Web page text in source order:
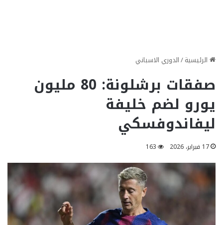
الرئيسية/الدوري الاسباني
صفقات برشلونة: 80 مليون
يورو لضم خليفة
ليفاندوفسكي
17 فبراير، 2026 163